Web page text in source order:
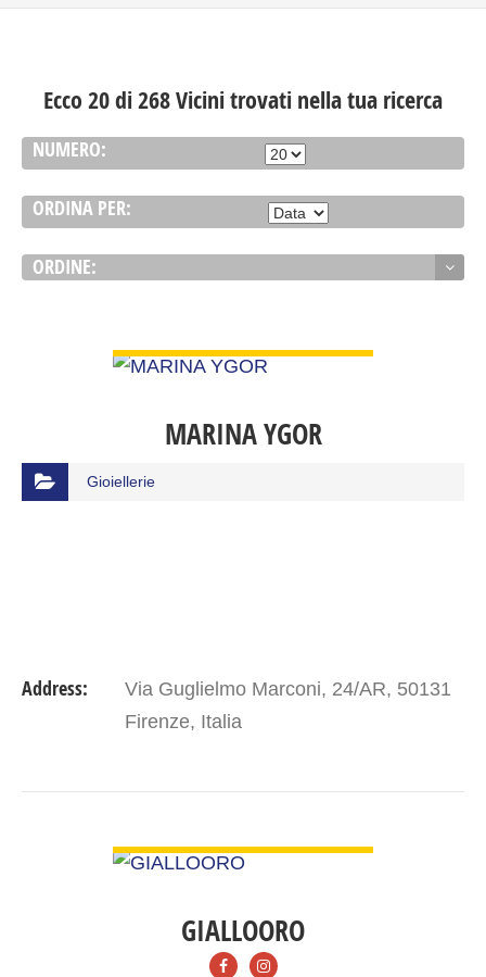
Ecco 20 di 268 Vicini trovati nella tua ricerca
NUMERO:
ORDINA PER:
ORDINE:
MARINA YGOR
Gioiellerie
Address:
Via Guglielmo Marconi, 24/AR, 50131
Firenze, Italia
GIALLOORO